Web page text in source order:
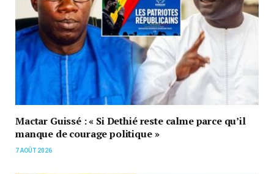
Mactar Guissé : « Si Dethié reste calme parce qu’il
manque de courage politique »
7 AOÛT 2026